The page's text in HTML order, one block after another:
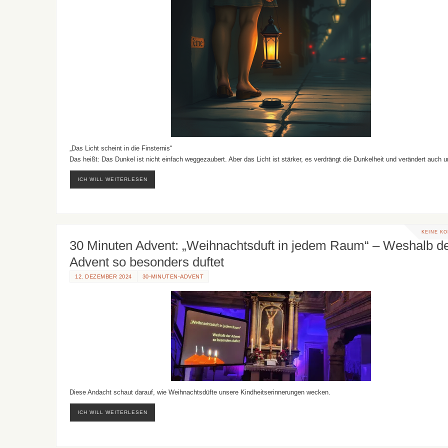
„Das Licht scheint in die Finsternis“
Das heißt: Das Dunkel ist nicht einfach weggezaubert. Aber das Licht ist stärker, es verdrängt die Dunkelheit und verändert auch
ICH WILL WEITERLESEN
KEINE
30 Minuten Advent: „Weihnachtsduft in jedem Raum“ – Weshalb
Advent so besonders duftet
12. DEZEMBER 2024 30-MINUTEN-ADVENT
Diese Andacht schaut darauf, wie Weihnachtsdüfte unsere Kindheitserinnerungen wecken.
ICH WILL WEITERLESEN